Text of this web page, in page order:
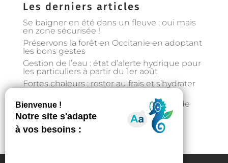
Les derniers articles
Se baigner en été dans un fleuve : oui mais
en zone sécurisée !
Préservons la forêt en Occitanie en adoptant
les bons gestes
Gestion de l’eau : état d’alerte hydrique pour
les particuliers à partir du 1er août
Fortes chaleurs : rester au frais et s’hydrater
📣Enquête pour étudier l’implantation de
casier distributeurs de produits locaux à
Auzeville : votre avis nous intéresse !